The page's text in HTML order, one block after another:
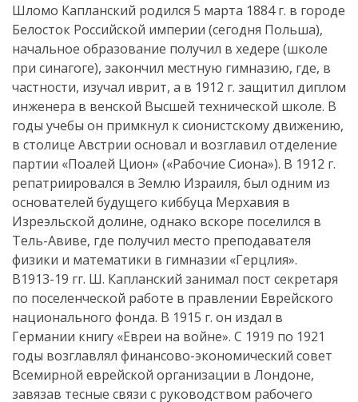
Шломо Капланский родился 5 марта 1884 г. в городе
Белосток Российской империи (сегодня Польша),
начальное образование получил в хедере (школе
при синагоге), закончил местную гимназию, где, в
частности, изучал иврит, а в 1912 г. защитил диплом
инженера в венской Высшей технической школе. В
годы учебы он примкнул к сионистскому движению,
в столице Австрии основал и возглавил отделение
партии «Поалей Цион» («Рабочие Сиона»). В 1912 г.
репатриировался в Землю Израиля, был одним из
основателей будущего киббуца Мерхавия в
Изреэльской долине, однако вскоре поселился в
Тель-Авиве, где получил место преподавателя
физики и математики в гимназии «Герцлия».
В1913-19 гг. Ш. Капланский занимал пост секретаря
по поселенческой работе в правлении Еврейского
национального фонда. В 1915 г. он издал в
Германии книгу «Евреи на войне». С 1919 по 1921
годы возглавлял финансово-экономический совет
Всемирной еврейской организации в Лондоне,
завязав тесные связи с руководством рабочего